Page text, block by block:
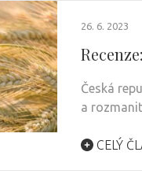
26. 6. 2023
Česká
a
CELÝ